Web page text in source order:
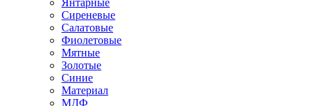
Янтарные
Сиреневые
Салатовые
Фиолетовые
Мятные
Золотые
Синие
Материал
МДФ